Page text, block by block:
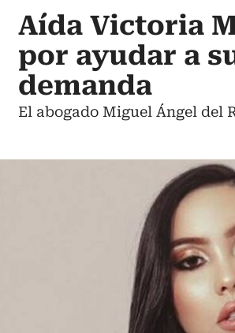
Aída Victoria
por ayudar a
demanda
El abogado Miguel Ángel del